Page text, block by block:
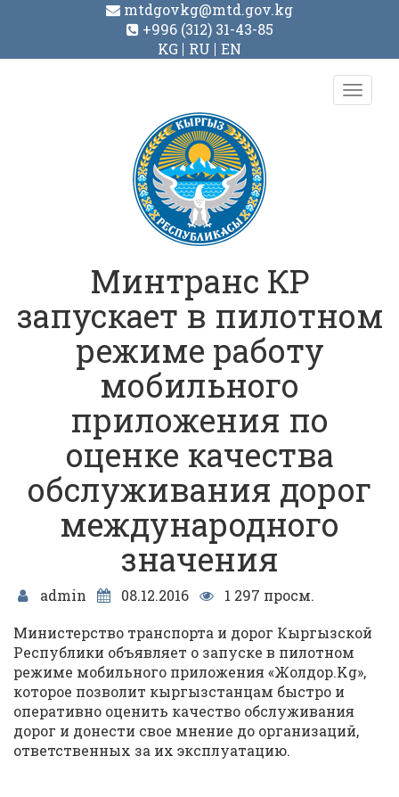
mtdgovkg@mtd.gov.kg
+996 (312) 31-43-85
KG
RU EN
Toggle
Минтранс КР
запускает в пилотном
режиме работу
мобильного
приложения по
оценке качества
обслуживания дорог
международного
значения
admin 08.12.2016
1 297 просм.
Министерство транспорта и дорог Кыргызской
Республики объявляет о запуске в пилотном
режиме мобильного приложения «Жолдор.Kg»,
которое позволит кыргызстанцам быстро и
оперативно оценить качество обслуживания
дорог и донести свое мнение до организаций,
ответственных за их эксплуатацию.